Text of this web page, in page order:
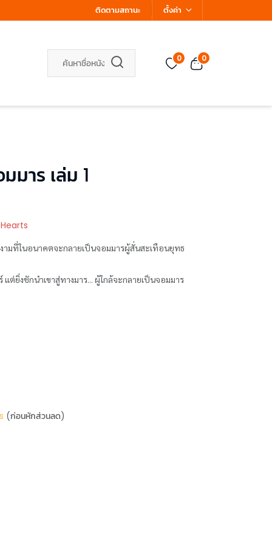
ติดตามสถานะ ตั้งค่า
0 0
าร เล่ม 1
Hearts
มที่ในอนาคตจะกลายเป็นจอมมารผู้สั่นสะเทือนยุทธ
ต่ยิ่งชักนำเขาสู่ทางมาร... ผู้ใกล้จะกลายเป็นจอมมาร
(ก่อนหักส่วนลด)